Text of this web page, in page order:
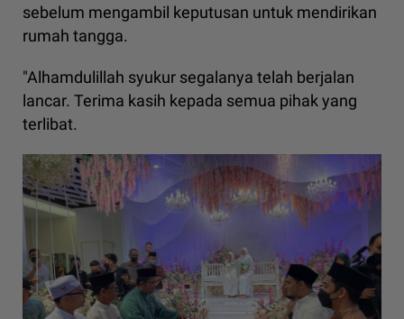
sebelum mengambil keputusan untuk mendirikan
rumah tangga.
"Alhamdulillah syukur segalanya telah berjalan
lancar. Terima kasih kepada semua pihak yang
terlibat.